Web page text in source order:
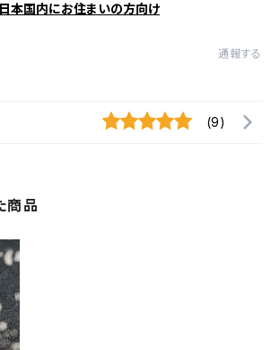
日本国内にお住まいの方向け
通報する
(9)
商品